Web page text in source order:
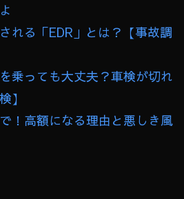
れる「EDR」とは？【事故調
乗っても大丈夫？車検が切れ
】
！高額になる理由と悪しき風